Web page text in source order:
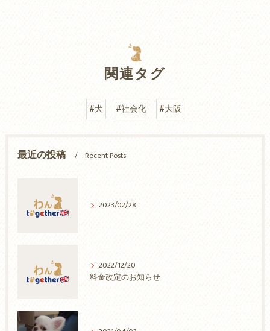
関連タグ
#犬 #社会化 #大阪
最近の投稿 Recent Posts
2023/02/28
2022/12/20
料金改定のお知らせ